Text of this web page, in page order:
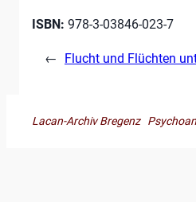
ISBN: 978-3-03846-023-7
← Flucht und Flüchten
Lacan-Archiv Bregenz